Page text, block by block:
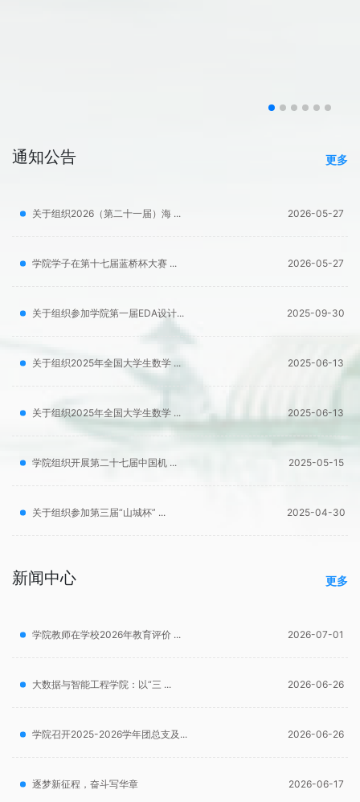
更多
通知公告
关于组织2026（第二十一届）海 ... 2026-05-27
学院学子在第十七届蓝桥杯大赛 ... 2026-05-27
关于组织参加学院第一届EDA设计... 2025-09-30
关于组织2025年全国大学生数学 ... 2025-06-13
关于组织2025年全国大学生数学 ... 2025-06-13
学院组织开展第二十七届中国机 ... 2025-05-15
关于组织参加第三届“山城杯” ... 2025-04-30
更多
新闻中心
学院教师在学校2026年教育评价 ... 2026-07-01
大数据与智能工程学院：以“三 ... 2026-06-26
学院召开2025-2026学年团总支及... 2026-06-26
逐梦新征程，奋斗写华章 2026-06-17